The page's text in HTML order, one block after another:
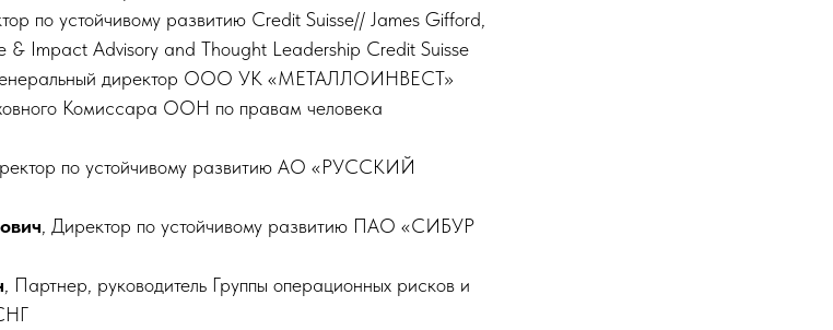
по устойчивому развитию Credit Suisse// James Gifford,
& Impact Advisory and Thought Leadership Credit Suisse
директор ООО УК «МЕТАЛЛОИНВЕСТ»
Комиссара ООН по правам человека
по устойчивому развитию АО «РУССКИЙ
, Директор по устойчивому развитию ПАО «СИБУР
, Партнер, руководитель Группы операционных рисков и